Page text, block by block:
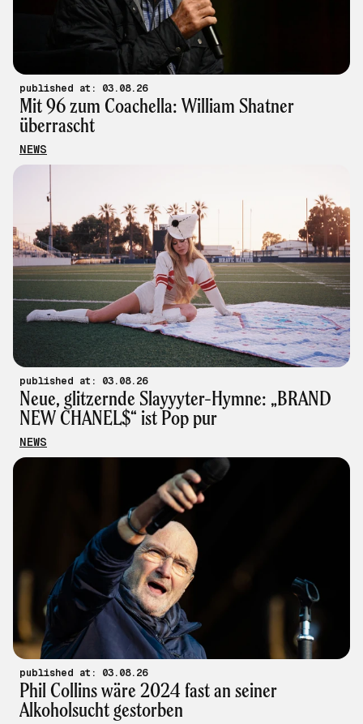
published at: 03.08.26
Mit 96 zum Coachella: William Shatner
überrascht
NEWS
published at: 03.08.26
Neue, glitzernde Slayyyter-Hymne: „BRAND
NEW CHANEL$“ ist Pop pur
NEWS
published at: 03.08.26
Phil Collins wäre 2024 fast an seiner
Alkoholsucht gestorben